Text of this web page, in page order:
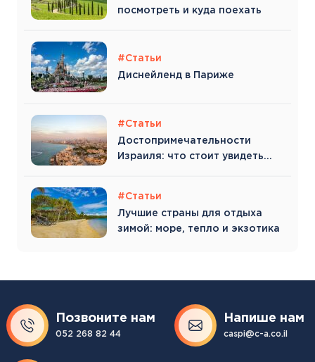
посмотреть и куда поехать
#Статьи
Диснейленд в Париже
#Статьи
Достопримечательности
Израиля: что стоит увидеть
#Статьи
Лучшие страны для отдыха
зимой: море, тепло и экзотика
Позвоните нам
052 268 82 44
Напише нам
caspi@c-a.co.il